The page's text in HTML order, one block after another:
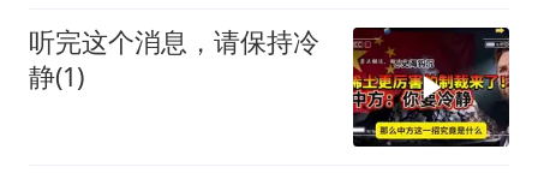
听完这个消息，请保持冷
静(1)